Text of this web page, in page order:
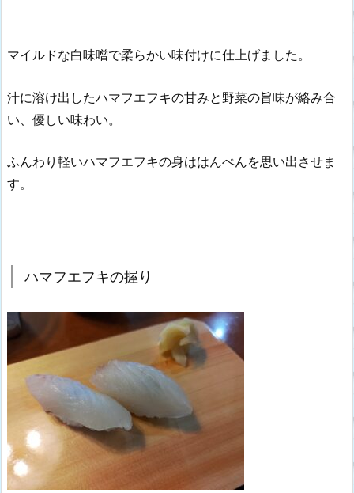
マイルドな白味噌で柔らかい味付けに仕上げました。
汁に溶け出したハマフエフキの甘みと野菜の旨味が絡み合
い、優しい味わい。
ふんわり軽いハマフエフキの身ははんぺんを思い出させま
す。
ハマフエフキの握り